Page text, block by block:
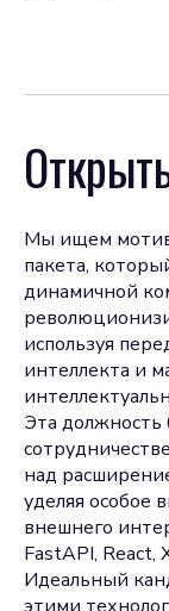
Мы ищем
пакета,
динамичной
используя
интеллекта и
Эта должность
над
уделяя особое
внешнего
FastAPI, React,
Идеальный